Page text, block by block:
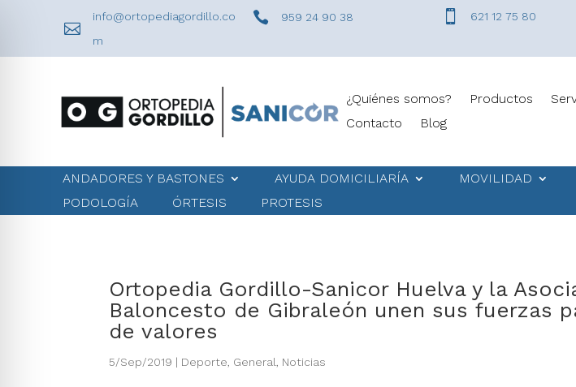

info@ortopediagordillo.co
m
 959 24 90 38  621 12 75 80
¿Quiénes somos? Productos
Contacto
Blog
ANDADORES Y BASTONES AYUDA DOMICILIARÍA MOVILIDAD
PODOLOGÍA
ÓRTESIS PROTESIS
Ortopedia Gordillo-Sanicor Huelva y la
Baloncesto de Gibraleón unen sus fuerzas
de valores
5/Sep/2019 | Deporte General Noticias